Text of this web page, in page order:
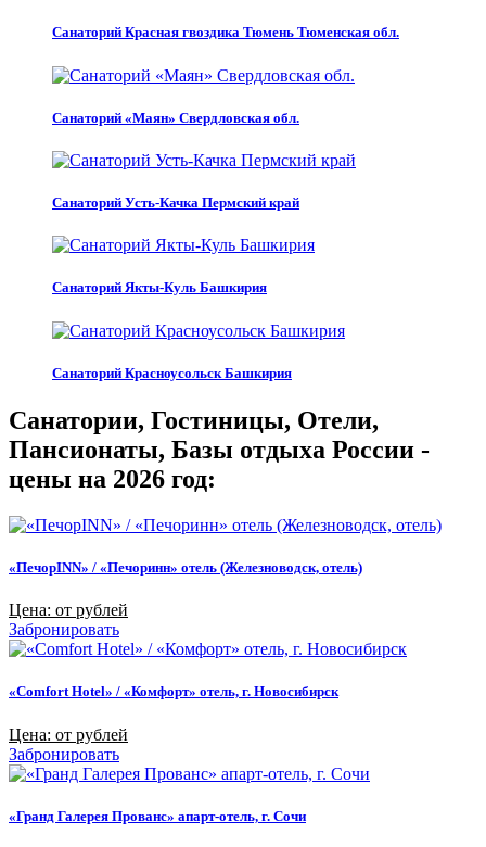
Санаторий Красная гвоздика Тюмень Тюменская обл.
Санаторий «Маян» Свердловская обл.
Санаторий Усть-Качка Пермский край
Санаторий Якты-Куль Башкирия
Санаторий Красноусольск Башкирия
Санатории, Гостиницы, Отели,
Пансионаты, Базы отдыха России -
цены на 2026 год:
«ПечорINN» / «Печоринн» отель (Железноводск, отель)
Цена: от рублей
Забронировать
«Comfort Hotel» / «Комфорт» отель, г. Новосибирск
Цена: от рублей
Забронировать
«Гранд Галерея Прованс» апарт-отель, г. Сочи